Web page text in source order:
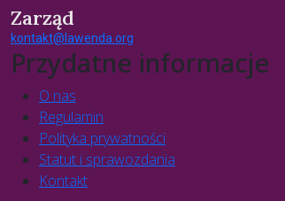
Zarząd
kontakt@lawenda.org
Przydatne informacje
O nas
Regulamin
Polityka prywatności
Statut i sprawozdania
Kontakt